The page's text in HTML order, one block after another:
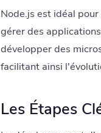
Node.js est idéal
gérer des
développer des
facilitant ainsi
Les Étapes